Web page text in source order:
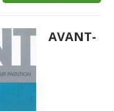
AVANT-